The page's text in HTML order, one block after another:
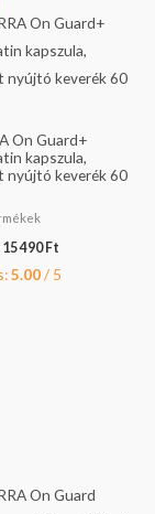
On Guard+
kapszula,
nyújtó keverék 60
was:
290 Ft.
15 490 Ft
is:
490 Ft.
5.00/ 5